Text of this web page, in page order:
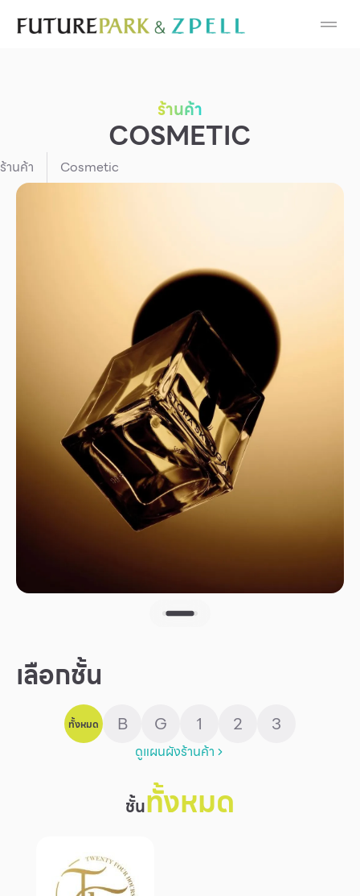
Cosmetic
Food
School
Service
กิจกรรมและโปรโมชั่น
มีอะไรใหม่
ร้านค้า
COSMETIC
ร้านค้า Cosmetic
เลือกชั้น
ทั้งหมด B G 1 2 3
ดูแผนผังร้านค้า
ทั้งหมด
ชั้น